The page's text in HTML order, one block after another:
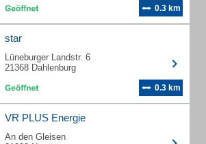
0.3 km
star
Lüneburger Landstr. 6
21368 Dahlenburg
0.3 km
VR PLUS Energie
An den Gleisen